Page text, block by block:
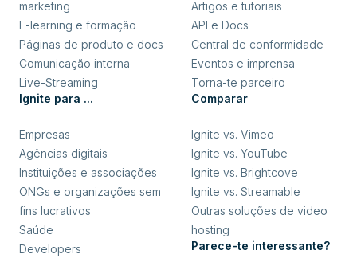
marketing
E-learning e formação
Páginas de produto e docs
Comunicação interna
Live-Streaming
Ignite para ...
Empresas
Agências digitais
Instituições e associações
ONGs e organizações sem
fins lucrativos
Saúde
Developers
Artigos e tutoriais
API e Docs
Central de conformidade
Eventos e imprensa
Torna-te parceiro
Comparar
Ignite vs. Vimeo
Ignite vs. YouTube
Ignite vs. Brightcove
Ignite vs. Streamable
Outras soluções de video
hosting
Parece-te interessante?